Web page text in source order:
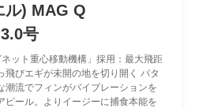
ル) MAG Q
号
ネット重心移動機構」採用：最大飛距
飛びエギが未開の地を切り開く パタ
潮流でフィンがバイブレーションを
ピール。よりイージーに捕食本能を